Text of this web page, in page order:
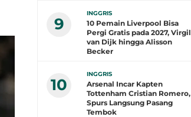
9
INGGRIS
10 Pemain Liverpool Bisa
Pergi Gratis pada 2027, Virgil
van Dijk hingga Alisson
Becker
10
INGGRIS
Arsenal Incar Kapten
Tottenham Cristian Romero,
Spurs Langsung Pasang
Tembok